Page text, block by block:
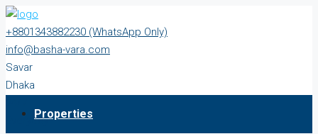
+8801343882230 (WhatsApp Only)
info@basha-vara.com
Savar
Dhaka
EverydayProperties